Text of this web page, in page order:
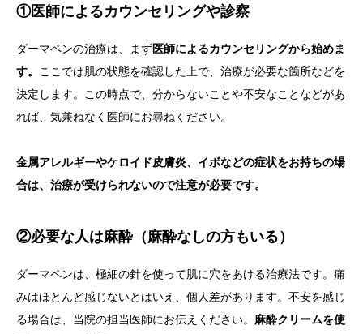
①医師によるカウンセリングや診察
ダーマペンの治療は、まず医師によるカウンセリングから始めま
す。
ここでは肌の状態を確認した上で、治療が必要な箇所などを
決定します。この時点で、分からないことや不安なことなどがあ
れば、気兼ねなく医師にお尋ねください。
金属アレルギーやケロイド皮膚炎、イボなどの症状をお持ちの場
合は、治療が受けられないので注意が必要です。
②必要な人は麻酔（麻酔なしの方もいる）
ダーマペンは、極細の針を使って肌に穴をあける治療法です。痛
みはほとんど感じないとはいえ、個人差があります。不安を感じ
る場合は、当院の担当医師にお伝えください。 麻酔クリームを使